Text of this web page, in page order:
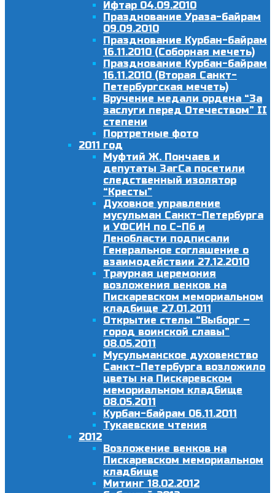
Ифтар 04.09.2010
Празднование Ураза-байрам
09.09.2010
Празднование Курбан-байрам
16.11.2010 (Соборная мечеть)
Празднование Курбан-байрам
16.11.2010 (Вторая Санкт-
Петербургская мечеть)
Вручение медали ордена “За
заслуги перед Отечеством” II
степени
Портретные фото
2011 год
Муфтий Ж. Пончаев и
депутаты ЗагСа посетили
следственный изолятор
“Кресты”
Духовное управление
мусульман Санкт-Петербурга
и УФСИН по С-Пб и
Ленобласти подписали
Генеральное соглашение о
взаимодействии 27.12.2010
Траурная церемония
возложения венков на
Пискаревском мемориальном
кладбище 27.01.2011
Открытие стелы “Выборг –
город воинской славы”
08.05.2011
Мусульманское духовенство
Санкт-Петербурга возложило
цветы на Пискаревском
мемориальном кладбище
08.05.2011
Курбан-байрам 06.11.2011
Тукаевские чтения
2012
Возложение венков на
Пискаревском мемориальном
кладбище
Митинг 18.02.2012